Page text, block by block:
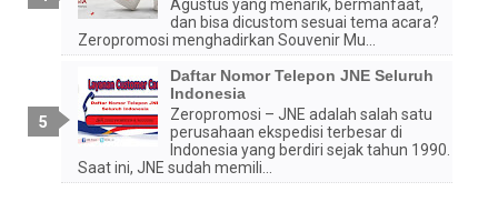
Agustus yang menarik, bermanfaat,
dan bisa dicustom sesuai tema acara?
Zeropromosi menghadirkan Souvenir Mu...
Daftar Nomor Telepon JNE Seluruh
Indonesia
Zeropromosi – JNE adalah salah satu
perusahaan ekspedisi terbesar di
Indonesia yang berdiri sejak tahun 1990.
Saat ini, JNE sudah memili...